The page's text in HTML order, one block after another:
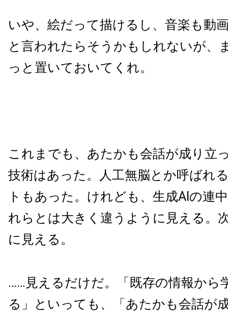
いや、絵だって描けるし、音楽も動
と言われたらそうかもしれないが、
っと置いておいてくれ。
これまでも、あたかも会話が成り立
技術はあった。人工無脳とか呼ばれ
トもあった。けれども、生成AIの連
れらとは大きく違うように見える。
に見える。
……見えるだけだ。「既存の情報から
る」といっても、「あたかも会話が